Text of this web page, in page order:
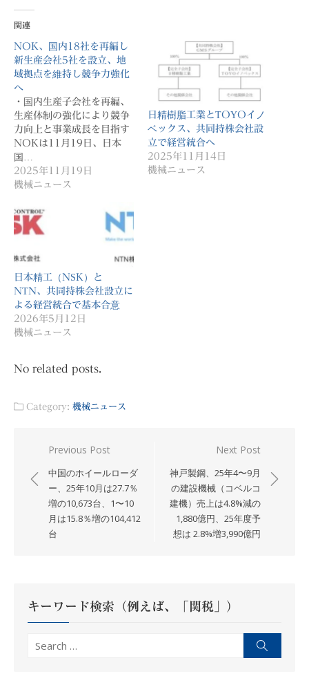
関連
NOK、国内18社を再編し
新生産会社5社を設立、地
域拠点を維持し競争力強化
へ
・国内生産子会社を再編、
生産体制の強化により競争
力向上と事業成長を目指す
NOKは11月19日、日本
国…
2025年11月19日
機械ニュース
日精樹脂工業とTOYOイノ
ベックス、共同持株会社設
立で経営統合へ
2025年11月14日
機械ニュース
日本精工（NSK）と
NTN、共同持株会社設立に
よる経営統合で基本合意
2026年5月12日
機械ニュース
No related posts.
Category: 機械ニュース
稿
ナ
ン
Previous Post
中国のホイールローダ
ー、25年10月は27.7％
増の10,673台、1〜10
月は15.8％増の104,412
台
Next Post
神戸製鋼、25年4〜9月
の建設機械（コベルコ
建機）売上は4.8%減の
1,880億円、25年度予
想は 2.8%増3,990億円
キーワード検索（例えば、「関税」）
Search